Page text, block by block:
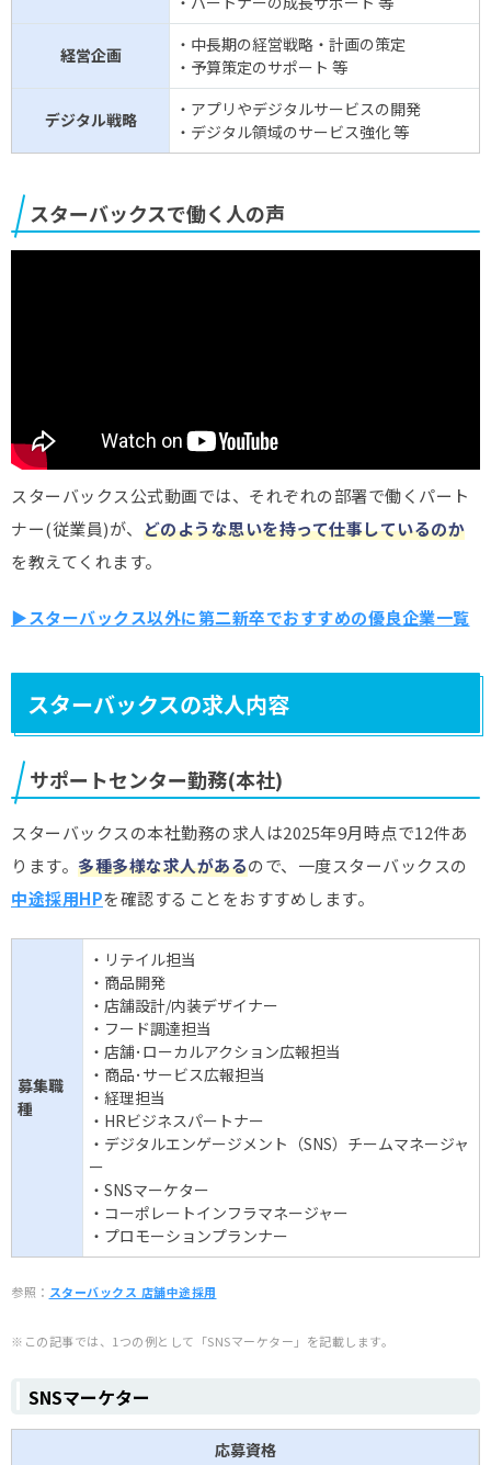
経営企画
・中長期の経営戦略・計画の策定
・予算策定のサポート 等
デジタル戦略
・アプリやデジタルサービスの開発
・デジタル領域のサービス強化 等
スターバックスで働く人の声
スターバックス公式動画では、それぞれの部署で働くパート
ナー(従業員)が、 どのような思いを持って仕事しているのか
を教えてくれます。
▶スターバックス以外に第二新卒でおすすめの優良企業一覧
スターバックスの求人内容
サポートセンター勤務(本社)
スターバックスの本社勤務の求人は2025年9月時点で12件あ
ります。 多種多様な求人があるので、一度スターバックスの
中途採用HPを確認することをおすすめします。
募集職
種
・リテイル担当
・商品開発
・店舗設計/内装デザイナー
・フード調達担当
・店舗･ローカルアクション広報担当
・商品･サービス広報担当
・経理担当
・HRビジネスパートナー
・デジタルエンゲージメント（SNS）チームマネージャ
ー
・SNSマーケター
・コーポレートインフラマネージャー
・プロモーションプランナー
参照： スターバックス 店舗中途採用
※この記事では、1つの例として「SNSマーケター」を記載します。
SNSマーケター
応募資格